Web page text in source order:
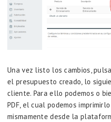
Una vez listo los cambios,
el presupuesto creado, lo
cliente. Para ello podemos o
PDF, el cual podemos
mismamente desde la